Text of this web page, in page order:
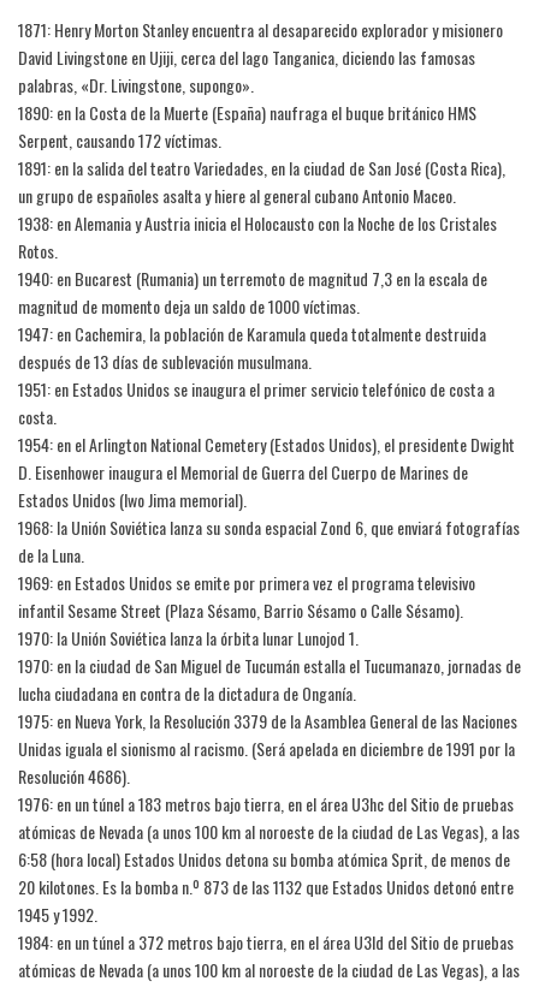
1871: Henry Morton Stanley encuentra al desaparecido explorador y misionero
David Livingstone en Ujiji, cerca del lago Tanganica, diciendo las famosas
palabras, «Dr. Livingstone, supongo».
1890: en la Costa de la Muerte (España) naufraga el buque británico HMS
Serpent, causando 172 víctimas.
1891: en la salida del teatro Variedades, en la ciudad de San José (Costa Rica),
un grupo de españoles asalta y hiere al general cubano Antonio Maceo.
1938: en Alemania y Austria inicia el Holocausto con la Noche de los Cristales
Rotos.
1940: en Bucarest (Rumania) un terremoto de magnitud 7,3 en la escala de
magnitud de momento deja un saldo de 1000 víctimas.
1947: en Cachemira, la población de Karamula queda totalmente destruida
después de 13 días de sublevación musulmana.
1951: en Estados Unidos se inaugura el primer servicio telefónico de costa a
costa.
1954: en el Arlington National Cemetery (Estados Unidos), el presidente Dwight
D. Eisenhower inaugura el Memorial de Guerra del Cuerpo de Marines de
Estados Unidos (Iwo Jima memorial).
1968: la Unión Soviética lanza su sonda espacial Zond 6, que enviará fotografías
de la Luna.
1969: en Estados Unidos se emite por primera vez el programa televisivo
infantil Sesame Street (Plaza Sésamo, Barrio Sésamo o Calle Sésamo).
1970: la Unión Soviética lanza la órbita lunar Lunojod 1.
1970: en la ciudad de San Miguel de Tucumán estalla el Tucumanazo, jornadas de
lucha ciudadana en contra de la dictadura de Onganía.
1975: en Nueva York, la Resolución 3379 de la Asamblea General de las Naciones
Unidas iguala el sionismo al racismo. (Será apelada en diciembre de 1991 por la
Resolución 4686).
1976: en un túnel a 183 metros bajo tierra, en el área U3hc del Sitio de pruebas
atómicas de Nevada (a unos 100 km al noroeste de la ciudad de Las Vegas), a las
6:58 (hora local) Estados Unidos detona su bomba atómica Sprit, de menos de
20 kilotones. Es la bomba n.º 873 de las 1132 que Estados Unidos detonó entre
1945 y 1992.
1984: en un túnel a 372 metros bajo tierra, en el área U3ld del Sitio de pruebas
atómicas de Nevada (a unos 100 km al noroeste de la ciudad de Las Vegas), a las